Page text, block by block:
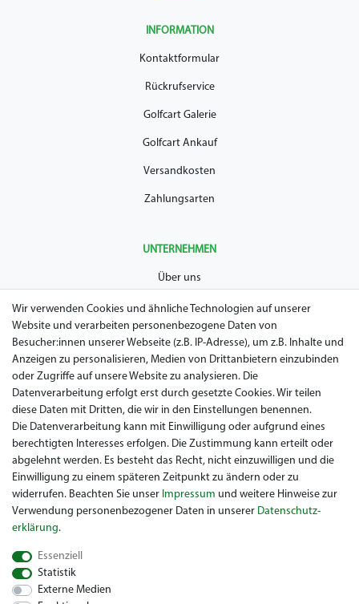
INFORMATION
Kontaktformular
Rückrufservice
Golfcart Galerie
Golfcart Ankauf
Versandkosten
Zahlungsarten
UNTERNEHMEN
Über uns
AGB
Datenschutz
Impressum
Widerrufsrecht
Garantie / Gewährleistung
Sie suchen ein gebrauchtes Golf Car? Maiers Golfcarts ist Ihr
österreichischer Golfcar Händler für Clubcar, Ezgo, Garia, Melex
und Yamaha! Maiers Golfcarts ist zudem Ihre Nummer 1
Golfcart-Werkstatt für Hartle Car, Tomberlin, Hyundai, HDK,
Wir verwenden Cookies und ähnliche Technologien auf unserer
Website und verarbeiten personenbezogene Daten von
Besucher:innen unserer Webseite (z.B. IP-Adresse), um z.B. Inhalte und
Anzeigen zu personalisieren, Medien von Drittanbietern einzubinden
oder Zugriffe auf unsere Website zu analysieren. Die
Datenverarbeitung erfolgt erst durch gesetzte Cookies. Wir teilen
diese Daten mit Dritten, die wir in den Einstellungen benennen.
Die Datenverarbeitung kann mit Einwilligung oder aufgrund eines
berechtigten Interesses erfolgen. Die Zustimmung kann erteilt oder
abgelehnt werden. Es besteht das Recht, nicht einzuwilligen und die
Einwilligung zu einem späteren Zeitpunkt zu ändern oder zu
widerrufen. Beachten Sie unser Impressum und weitere Hinweise zur
Verwendung personenbezogener Daten in unserer Daten­schutz­
erklärung.
Essenziell
Statistik
Externe Medien